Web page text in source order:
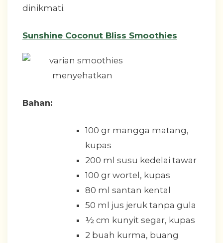
dinikmati.
Sunshine Coconut Bliss Smoothies
Bahan:
100 gr mangga matang,
kupas
200 ml susu kedelai tawar
100 gr wortel, kupas
80 ml santan kental
50 ml jus jeruk tanpa gula
½ cm kunyit segar, kupas
2 buah kurma, buang